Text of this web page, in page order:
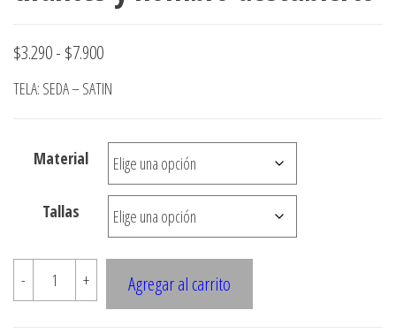
$3.290- $7.900Rango
de
desde
$3.290
hasta
$7.900
TELA: SEDA – SATIN
Material
Tallas
-
4737
Blusa
+ Agregar al carrito